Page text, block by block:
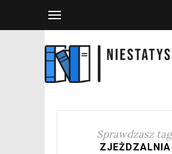
Sprawdzasz tag
ZJEŻDZALNIA